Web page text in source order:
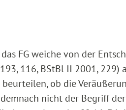
FG weiche von der
116, BStBl II 2001,
ob die
nicht der Begriff